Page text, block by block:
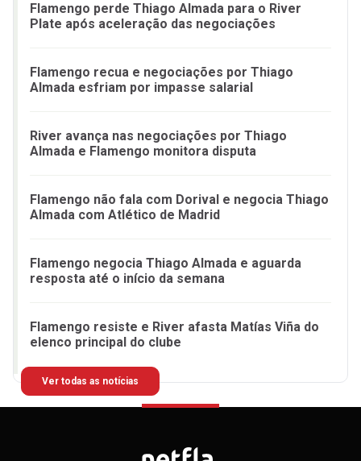
Flamengo perde Thiago Almada para o River
Plate após aceleração das negociações
Flamengo recua e negociações por Thiago
Almada esfriam por impasse salarial
River avança nas negociações por Thiago
Almada e Flamengo monitora disputa
Flamengo não fala com Dorival e negocia Thiago
Almada com Atlético de Madrid
Flamengo negocia Thiago Almada e aguarda
resposta até o início da semana
Flamengo resiste e River afasta Matías Viña do
elenco principal do clube
Ver todas as notícias